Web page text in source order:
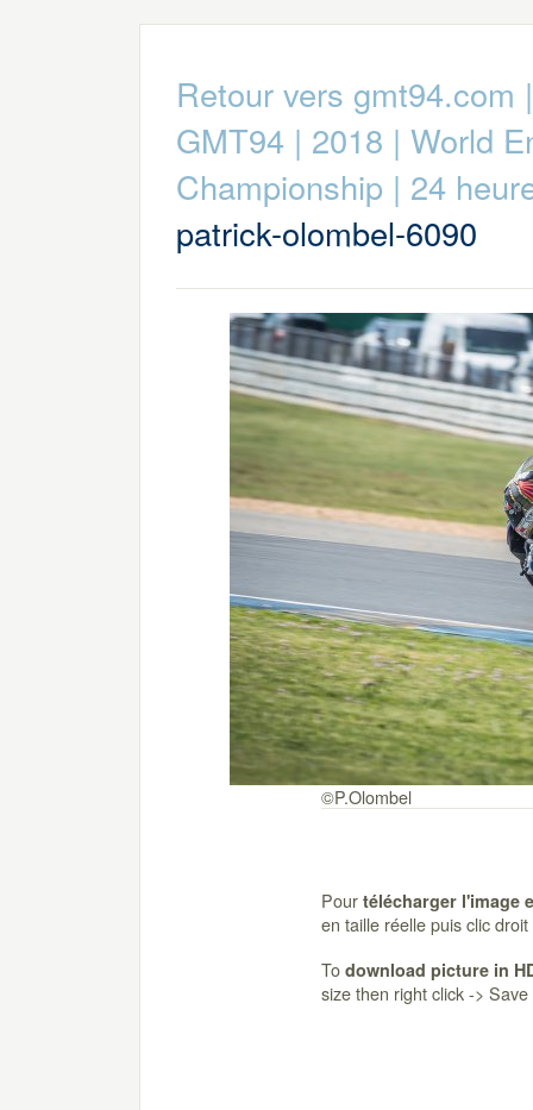
Retour vers gmt94.com
GMT94 | 2018 | World
Championship | 24
patrick-olombel-6090
©P.Olombel
Pour télécharger l'image
en taille réelle puis clic
To download picture in
size then right click ->